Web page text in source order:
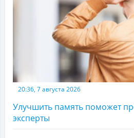
20:36, 7 августа 2026
Улучшить память поможет
эксперты